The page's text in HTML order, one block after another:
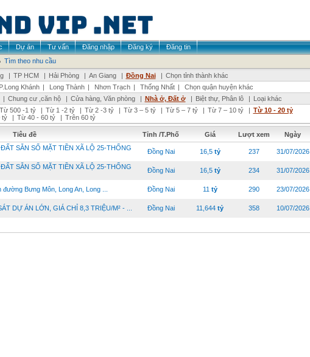
Dự án Tư vấn Đăng nhập Đăng ký
Đăng tin
Tìm theo nhu cầu
| TP HCM | Hải Phòng | An Giang | Đồng Nai | Chọn tỉnh thành khác
Khánh | Long Thành | Nhơn Trạch | Thống Nhất |
Chọn quận huyện khác
| Chung cư ,căn hộ | Cửa hàng, Văn phòng | Nhà ở, Đất ở | Biệt thự, Phân lô | Loại khác
Từ 500 -1 tỷ | Từ 1 -2 tỷ | Từ 2 -3 tỷ | Từ 3 – 5 tỷ | Từ 5 – 7 tỷ | Từ 7 – 10 tỷ | Từ 10 - 20 tỷ
tỷ | Từ 40 - 60 tỷ | Trên 60 tỷ
Tiêu đề Tỉnh /T.Phố Giá Lượt xem
Ngày
SẴN SỔ MẶT TIỀN XÃ LỘ 25-THỐNG
Đồng Nai 16,5 tỷ 237 31/07/2026
SẴN SỔ MẶT TIỀN XÃ LỘ 25-THỐNG
Đồng Nai 16,5 tỷ 234 31/07/2026
Bưng Môn, Long An, Long ... Đồng Nai 11 tỷ 290 23/07/2026
DỰ ÁN LỚN, GIÁ CHỈ 8,3 TRIỆU/M² - ... Đồng Nai 11,644 tỷ 358 10/07/2026